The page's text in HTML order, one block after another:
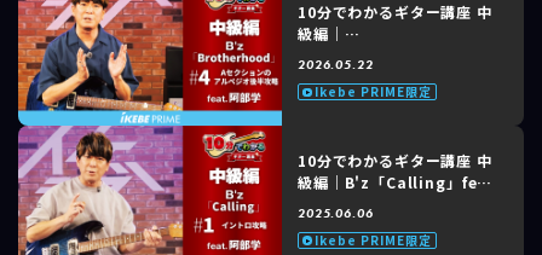
10分でわかるギター講座 中
級編｜
ションのアルペジオ後半攻略
2026.05.22
Ikebe PRIME限定
10分でわかるギター講座 中
級編｜B'z「Calling」feat.
2025.06.06
Ikebe PRIME限定